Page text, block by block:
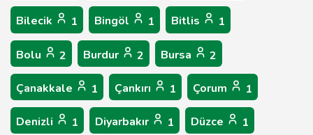
Bilecik 1 Bingöl 1 Bitlis 1
Bolu 2 Burdur 2 Bursa 2
Çanakkale 1 Çankırı 1 Çorum 1
Denizli 1 Diyarbakır 1 Düzce 1